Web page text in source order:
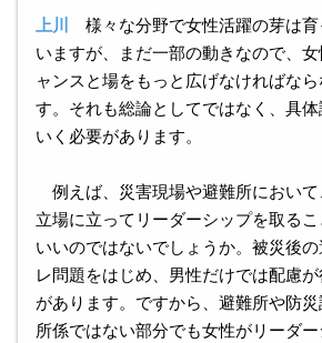
上川 様々な分野で女性活躍の芽は
いますが、まだ一部の動きなので、
ャンスと場をもっと広げなければな
す。それも総論としてではなく、具
いく必要があります。
例えば、災害現場や避難所におい
立場に立ってリーダーシップを取る
いいのではないでしょうか。被災後
レ問題をはじめ、男性だけでは配慮
があります。ですから、避難所や防
所係ではない部分でも女性がリーダ